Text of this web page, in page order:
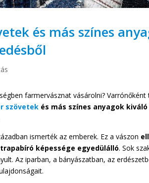
és más színes
farmervásznat vásárolni?
szövetek és más színes anyagok
ismerték az emberek. Ez a vászon
képessége egyedülálló. Sok
Az iparban, a bányászatban, az